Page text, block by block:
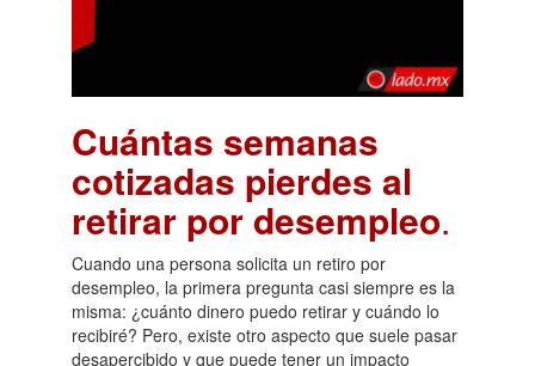
Cuántas semanas
cotizadas pierdes al
retirar por desempleo.
Cuando una persona solicita un retiro por
desempleo, la primera pregunta casi siempre es la
misma: ¿cuánto dinero puedo retirar y cuándo lo
recibiré? Pero, existe otro aspecto que suele pasar
desapercibido y que puede tener un impacto